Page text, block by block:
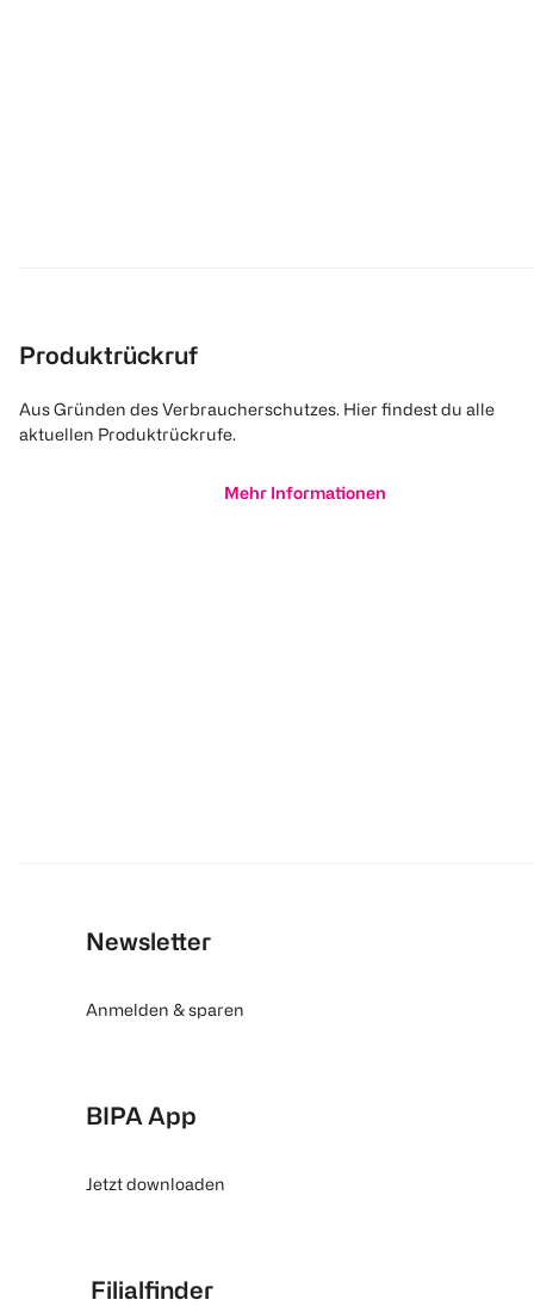
Produktrückruf
Aus Gründen des Verbraucherschutzes. Hier findest du alle
aktuellen Produktrückrufe.
Mehr Informationen
Newsletter
Anmelden & sparen
BIPA App
Jetzt downloaden
Filialfinder